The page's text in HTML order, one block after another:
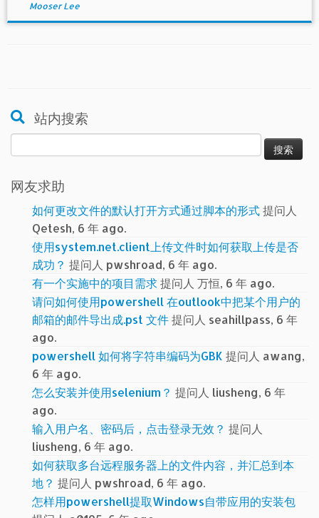
Mooser Lee
站内搜索
索：
网友求助
如何更改文件的默认打开方式通过脚本的形式提问人
Qetesh, 6 年 ago.
使用system.net.client上传文件时如何获取上传是否
成功？ 提问人 pwshroad, 6 年 ago.
有一个实施中的项目需求提问人 万恒, 6 年 ago.
请问如何使用powershell 在outlook中把某个用户的
邮箱的邮件导出成.pst 文件提问人 seahillpass, 6 年
ago.
powershell 如何将字符串编码为GBK 提问人 awang,
6 年 ago.
怎么安装并使用selenium？ 提问人 liusheng, 6 年
ago.
输入用户名、密码后，点击登录无效？ 提问人
liusheng, 6 年 ago.
如何获取多台远程服务器上的文件内容，并汇总到本
地？ 提问人 pwshroad, 6 年 ago.
怎样用powershell提取Windows自带应用的安装包